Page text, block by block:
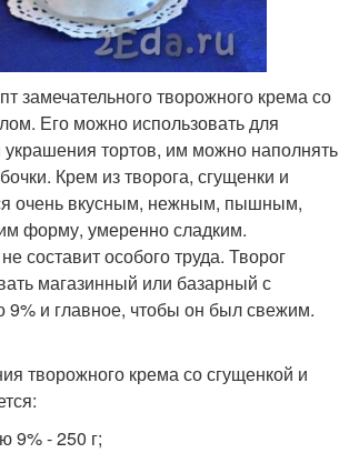
замечательного творожного крема со
Его можно использовать для
украшения тортов, им можно наполнять
Крем из творога, сгущенки и
очень вкусным, нежным, пышным,
форму, умеренно сладким.
составит особого труда. Творог
магазинный или базарный с
9% и главное, чтобы он был свежим.
творожного крема со сгущенкой и
9% - 250 г;